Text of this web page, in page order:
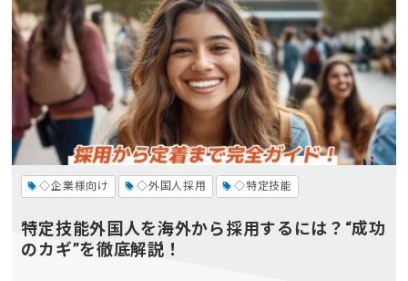
◇企業様向け ◇外国人採用 ◇特定技能
特定技能外国人を海外から採用するには？“成功
のカギ”を徹底解説！